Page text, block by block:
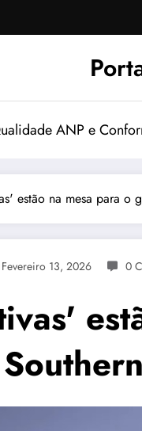
ANP e
estão na mesa para
Fevereiro 13, 2026 0